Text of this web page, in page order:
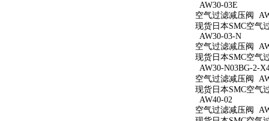
AW30-03E
空气过滤减压阀
现货日本SMC空气
AW30-03-N
空气过滤减压阀
现货日本SMC空气
AW30-N03BG-2-
空气过滤减压阀
现货日本SMC空气
AW40-02
空气过滤减压阀